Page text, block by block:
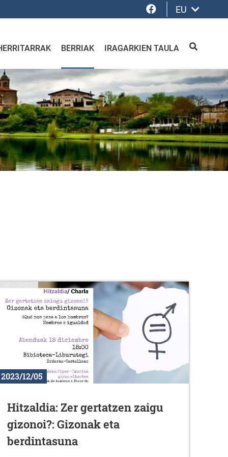
Facebook
EU
BERRIAK IRAGARKIEN TAULA BILATU
2023/12/05
Hitzaldia: Zer gertatzen zaigu
gizonoi?: Gizonak eta
berdintasuna